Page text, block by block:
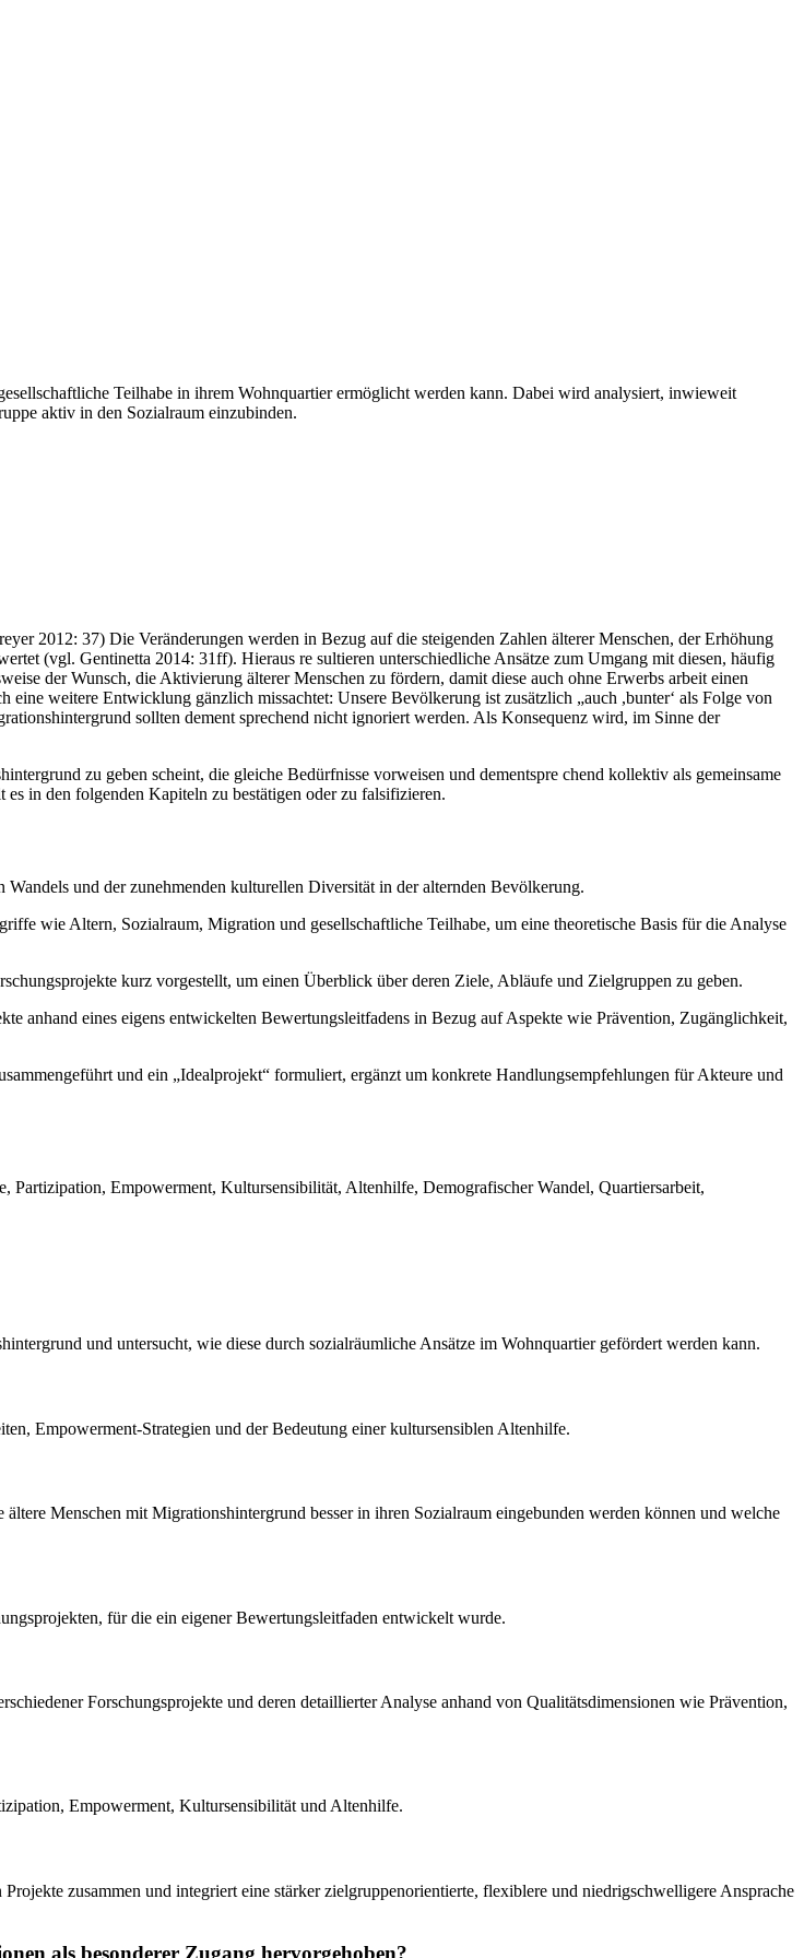
Teilhabe in ihrem Wohnquartier ermöglicht werden kann. Dabei wird analysiert, inwieweit
aktiv in den Sozialraum einzubinden.
2012: 37) Die Veränderungen werden in Bezug auf die steigenden Zahlen älterer Menschen, der Erhöhung
(vgl. Gentinetta 2014: 31ff). Hieraus re sultieren unterschiedliche Ansätze zum Umgang mit diesen, häufig
der Wunsch, die Aktivierung älterer Menschen zu fördern, damit diese auch ohne Erwerbs arbeit einen
weitere Entwicklung gänzlich missachtet: Unsere Bevölkerung ist zusätzlich „auch ,bunter‘ als Folge von
sollten dement sprechend nicht ignoriert werden. Als Konsequenz wird, im Sinne der
zu geben scheint, die gleiche Bedürfnisse vorweisen und dementspre chend kollektiv als gemeinsame
in den folgenden Kapiteln zu bestätigen oder zu falsifizieren.
und der zunehmenden kulturellen Diversität in der alternden Bevölkerung.
wie Altern, Sozialraum, Migration und gesellschaftliche Teilhabe, um eine theoretische Basis für die Analyse
kurz vorgestellt, um einen Überblick über deren Ziele, Abläufe und Zielgruppen zu geben.
anhand eines eigens entwickelten Bewertungsleitfadens in Bezug auf Aspekte wie Prävention, Zugänglichkeit,
und ein „Idealprojekt“ formuliert, ergänzt um konkrete Handlungsempfehlungen für Akteure und
Empowerment, Kultursensibilität, Altenhilfe, Demografischer Wandel, Quartiersarbeit,
und untersucht, wie diese durch sozialräumliche Ansätze im Wohnquartier gefördert werden kann.
Empowerment-Strategien und der Bedeutung einer kultursensiblen Altenhilfe.
Menschen mit Migrationshintergrund besser in ihren Sozialraum eingebunden werden können und welche
für die ein eigener Bewertungsleitfaden entwickelt wurde.
Forschungsprojekte und deren detaillierter Analyse anhand von Qualitätsdimensionen wie Prävention,
Empowerment, Kultursensibilität und Altenhilfe.
zusammen und integriert eine stärker zielgruppenorientierte, flexiblere und niedrigschwelligere Ansprache
als besonderer Zugang hervorgehoben?